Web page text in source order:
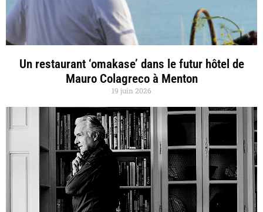
Un restaurant ‘omakase’ dans le futur hôtel de
Mauro Colagreco à Menton
19 juin 2026